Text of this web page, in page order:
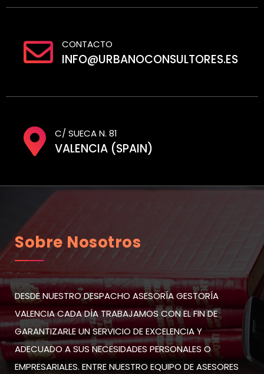
CONTACTO
INFO@URBANOCONSULTORES.ES
C/ SUECA N. 81
VALENCIA (SPAIN)
Sobre Nosotros
DESDE NUESTRO DESPACHO ASESORÍA GESTORÍA
VALENCIA CADA DÍA TRABAJAMOS CON EL FIN DE
GARANTIZARLE UN SERVICIO DE EXCELENCIA Y
ADECUADO A SUS NECESIDADES PERSONALES O
EMPRESARIALES. ENTRE NUESTRO EQUIPO DE ASESORES